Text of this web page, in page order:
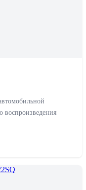
воспроизведения